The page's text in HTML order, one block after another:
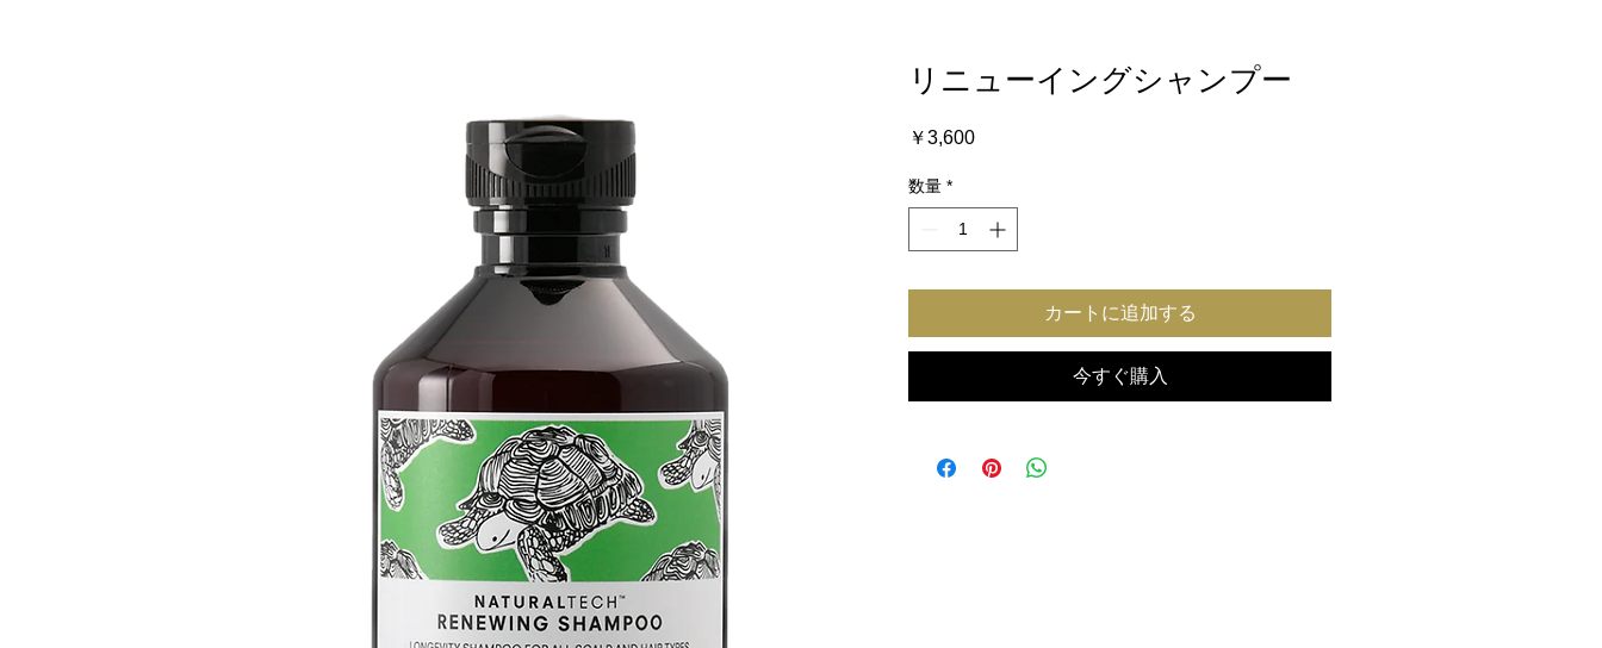
リニューイングシャンプー
￥3,600価
数量 *
カートに追加する
今すぐ購入